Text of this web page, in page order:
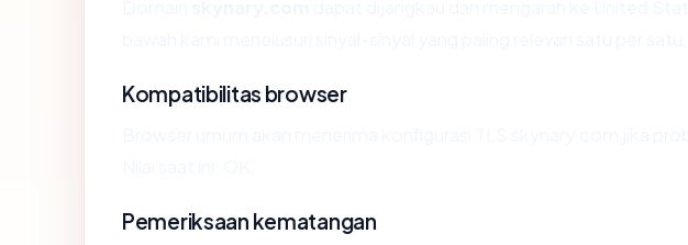
Kompatibilitas browser
Pemeriksaan kematangan